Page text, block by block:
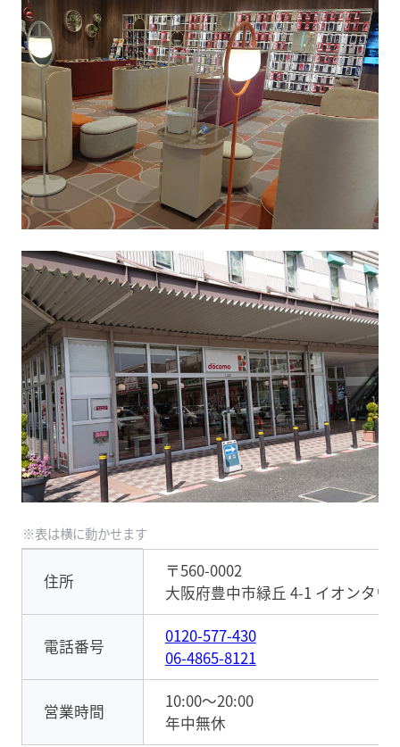
住所
〒560-0002
大阪府豊中市緑丘 4-1 イオンタウ
電話番号
0120-577-430
06-4865-8121
営業時間
10:00～20:00
年中無休